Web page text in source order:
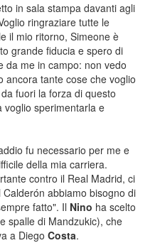
in sala stampa davanti agli
ringraziare tutte le
il mio ritorno, Simeone è
grande fiducia e spero di
da me in campo: non vedo
ancora tante cose che voglio
fuori la forza di questo
voglio sperimentarla e
fu necessario per me e
della mia carriera.
contro il Real Madrid, ci
abbiamo bisogno di
fatto". Il Nino ha scelto
spalle di Mandzukic), che
a Diego Costa.